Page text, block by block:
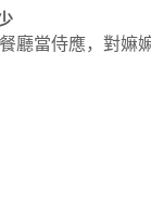
廳當侍應，對嫲